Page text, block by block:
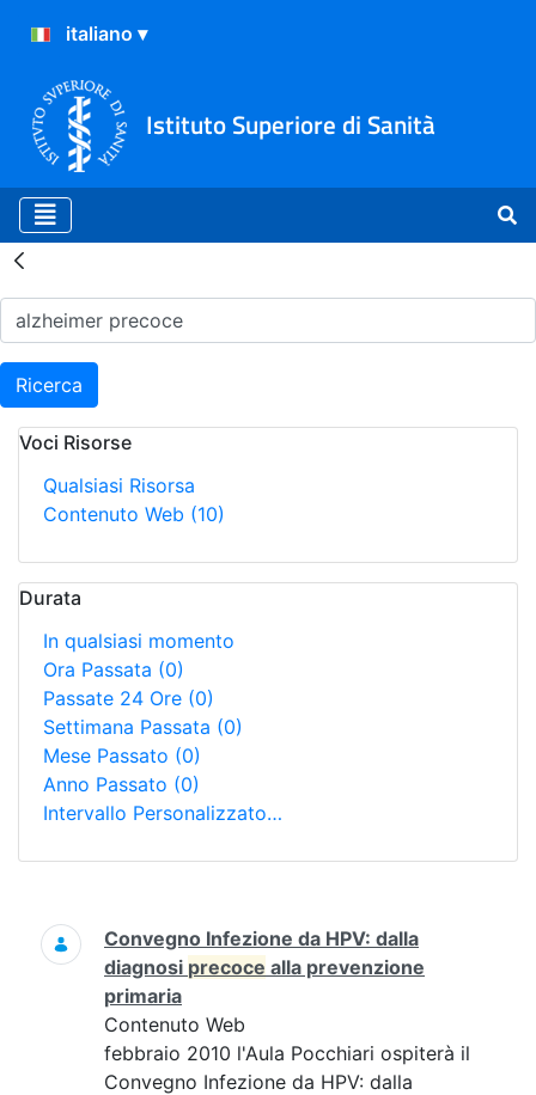
Istituto Superiore di Sanità
Risultati della Ricerca -
Ricerca
Voci Risorse
Qualsiasi Risorsa
Contenuto Web (10)
Durata
In qualsiasi momento
Ora Passata (0)
Passate 24 Ore (0)
Settimana Passata (0)
Mese Passato (0)
Anno Passato (0)
Intervallo Personalizzato…
Ricerca
Convegno Infezione da HPV: dalla
diagnosi precoce alla prevenzione
primaria
Contenuto Web
febbraio 2010 l'Aula Pocchiari ospiterà il
Convegno Infezione da HPV: dalla